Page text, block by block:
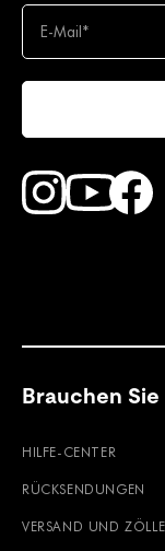
Find Faction
Brauchen Sie
HILFE-CENTER
RÜCKSENDUNGEN
VERSAND UND ZÖLLE